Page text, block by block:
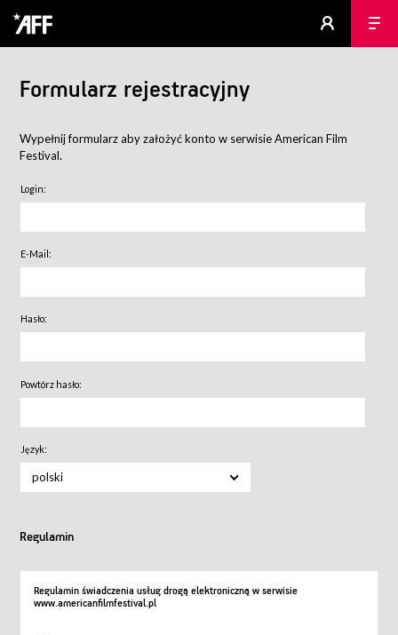
Formularz rejestracyjny
Wypełnij formularz aby założyć konto w serwisie American Film
Festival.
Login:
E-Mail:
Hasło:
Powtórz hasło:
Język:
polski
Regulamin
Regulamin świadczenia usług drogą elektroniczną w serwisie
www.americanfilmfestival.pl